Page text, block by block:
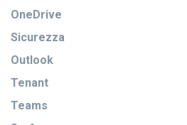
OneDrive
Sicurezza
Outlook
Tenant
Teams